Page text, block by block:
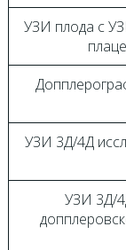
УЗИ плода с
УЗИ 3Д/4Д
УЗИ 3Д/